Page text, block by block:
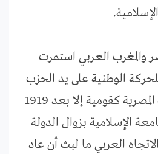
الإسلامية.
والمغرب العربي استمرت
الوطنية على يد الحزب
الوطني، ولم تنبعث المصرية كقومية إلا بعد 1919
الإسلامية بزوال الدولة
العربي ما لبث أن عاد